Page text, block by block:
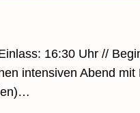
16:30 Uhr //
intensiven Abend